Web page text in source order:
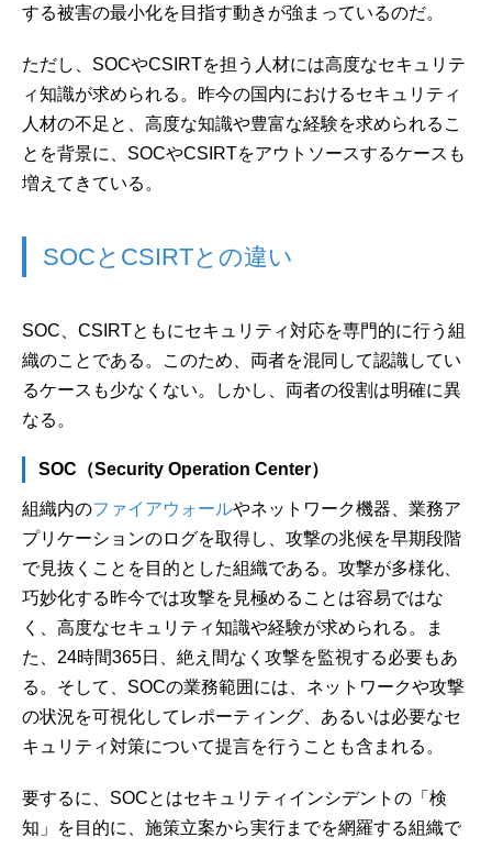
する被害の最小化を目指す動きが強まっているのだ。
ただし、SOCやCSIRTを担う人材には高度なセキュリテ
ィ知識が求められる。昨今の国内におけるセキュリティ
人材の不足と、高度な知識や豊富な経験を求められるこ
とを背景に、SOCやCSIRTをアウトソースするケースも
増えてきている。
SOCとCSIRTとの違い
SOC、CSIRTともにセキュリティ対応を専門的に行う組
織のことである。このため、両者を混同して認識してい
るケースも少なくない。しかし、両者の役割は明確に異
なる。
SOC（Security Operation Center）
組織内のファイアウォールやネットワーク機器、業務ア
プリケーションのログを取得し、攻撃の兆候を早期段階
で見抜くことを目的とした組織である。攻撃が多様化、
巧妙化する昨今では攻撃を見極めることは容易ではな
く、高度なセキュリティ知識や経験が求められる。ま
た、24時間365日、絶え間なく攻撃を監視する必要もあ
る。そして、SOCの業務範囲には、ネットワークや攻撃
の状況を可視化してレポーティング、あるいは必要なセ
キュリティ対策について提言を行うことも含まれる。
要するに、SOCとはセキュリティインシデントの「検
知」を目的に、施策立案から実行までを網羅する組織で